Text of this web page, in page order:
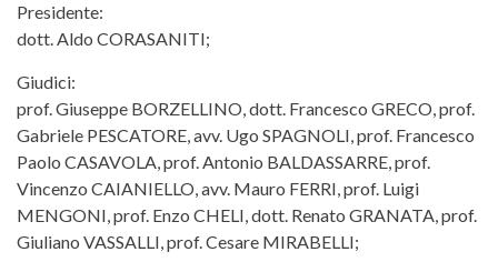
Presidente:
dott. Aldo CORASANITI;
Giudici:
prof. Giuseppe BORZELLINO, dott. Francesco GRECO, prof.
Gabriele PESCATORE, avv. Ugo SPAGNOLI, prof. Francesco
Paolo CASAVOLA, prof. Antonio BALDASSARRE, prof.
Vincenzo CAIANIELLO, avv. Mauro FERRI, prof. Luigi
MENGONI, prof. Enzo CHELI, dott. Renato GRANATA, prof.
Giuliano VASSALLI, prof. Cesare MIRABELLI;